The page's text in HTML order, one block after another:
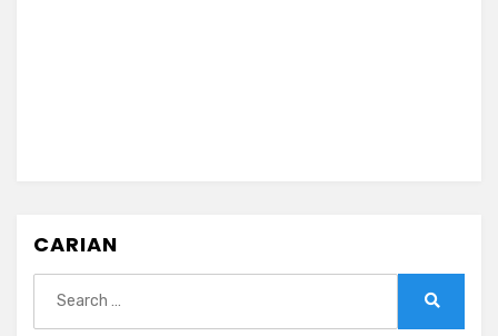
CARIAN
for: